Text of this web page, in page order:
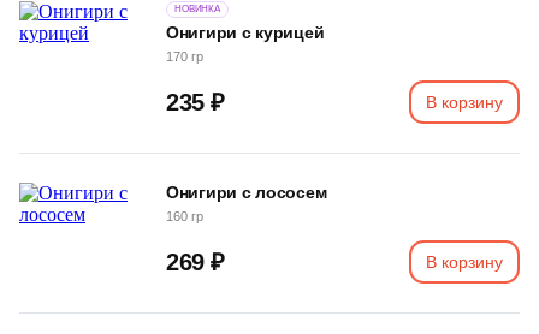
Онигири с курицей
НОВИНКА
170 гр
235 ₽ В корзину
Онигири с лососем
160 гр
269 ₽ В корзину